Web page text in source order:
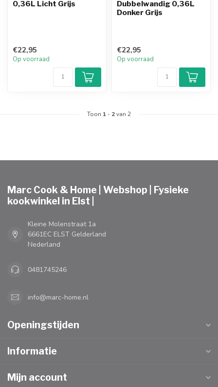
0,36L Licht Grijs
€22,95
Op voorraad
Dubbelwandig 0,36L
Donker Grijs
€22,95
Op voorraad
Toon 1 - 2van 2
Marc Cook & Home | Webshop | Fysieke
kookwinkel in Elst |
Kleine Molenstraat 1a
6661EC ELST Gelderland
Nederland
0481745246
info@marc-home.nl
Openingstijden
Informatie
Mijn account